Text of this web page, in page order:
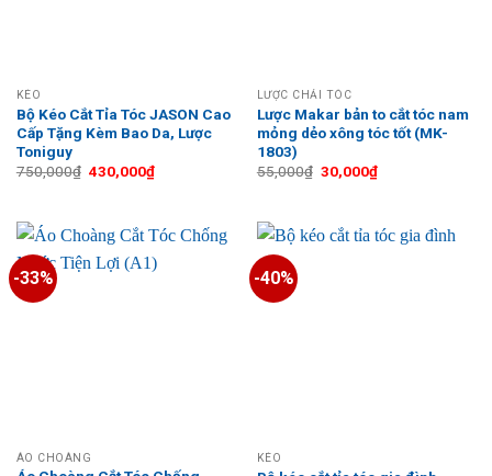
KÉO
Bộ Kéo Cắt Tỉa Tóc JASON Cao
Cấp Tặng Kèm Bao Da, Lược
Toniguy
750,000₫ Giá
430,000₫Giá
hiện
430,000₫.
LƯỢC CHẢI TÓC
Lược Makar bản to cắt tóc nam
mỏng dẻo xông tóc tốt (MK-
1803)
55,000₫ Giá
gốc
30,000₫Giá
hiện
30,000₫.
-33%
ÁO CHOÀNG
-40%
KÉO